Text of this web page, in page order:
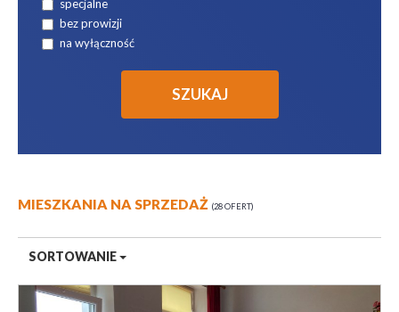
specjalne
bez prowizji
na wyłączność
MIESZKANIA NA SPRZEDAŻ 28 OFERT
SORTOWANIE